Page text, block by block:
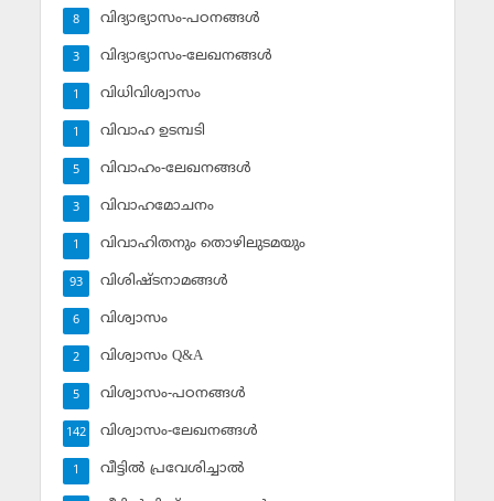
വിദ്യാഭ്യാസം-പഠനങ്ങള്‍
8
വിദ്യാഭ്യാസം-ലേഖനങ്ങള്‍
3
വിധിവിശ്വാസം
1
വിവാഹ ഉടമ്പടി
1
വിവാഹം-ലേഖനങ്ങള്‍
5
വിവാഹമോചനം
3
വിവാഹിതനും തൊഴിലുടമയും
1
വിശിഷ്ടനാമങ്ങള്‍
93
വിശ്വാസം
6
വിശ്വാസം Q&A
2
വിശ്വാസം-പഠനങ്ങള്‍
5
വിശ്വാസം-ലേഖനങ്ങള്‍
142
വീട്ടില്‍ പ്രവേശിച്ചാല്‍
1